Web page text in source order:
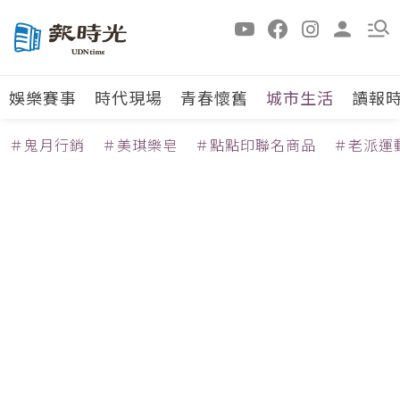
娛樂賽事 時代現場 青春懷舊 城市生活 讀報
＃鬼月行銷 ＃美琪樂皂 ＃點點印聯名商品 ＃老派運